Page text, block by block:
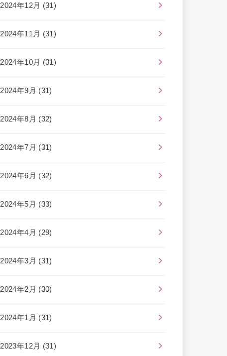
2024年12月 (31)
2024年11月 (31)
2024年10月 (31)
2024年9月 (31)
2024年8月 (32)
2024年7月 (31)
2024年6月 (32)
2024年5月 (33)
2024年4月 (29)
2024年3月 (31)
2024年2月 (30)
2024年1月 (31)
2023年12月 (31)